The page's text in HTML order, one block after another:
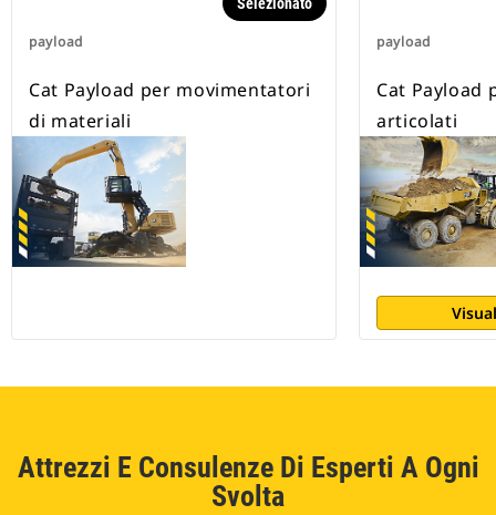
senza sforzi dal monitor
del carico utile quando i carichi
della benna a polipo superano i
limiti di carico utile della
payload
Selezionato
Cat Payload per movimentatori
di materiali
payload
Cat Payload
articolati
Attrezzi E Consulenze Di Esperti A Ogni
Svolta